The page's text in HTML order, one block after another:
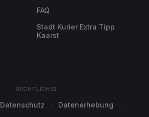
FAQ
Stadt Kurier Extra Tipp
Kaarst
RECHTLICHES
Datenschutz Datenerhebung